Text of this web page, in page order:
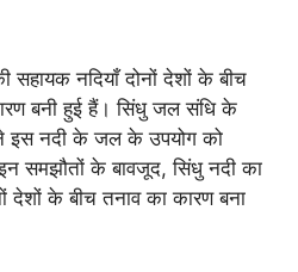
नदियाँ दोनों देशों के बीच
बनी हुई हैं। सिंधु जल संधि के
इस नदी के जल के उपयोग को
समझौतों के बावजूद, सिंधु नदी का
देशों के बीच तनाव का कारण बना